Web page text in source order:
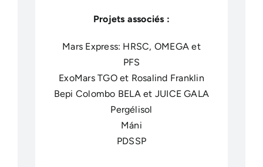
Projets associés :
Mars Express: HRSC, OMEGA et
PFS
ExoMars TGO et Rosalind Franklin
Bepi Colombo BELA et JUICE GALA
Pergélisol
Máni
PDSSP